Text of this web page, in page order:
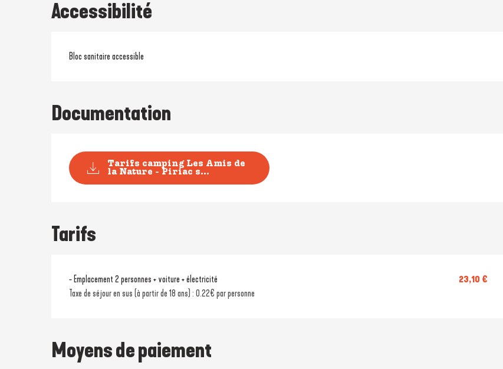
Accessibilité
Bloc sanitaire accessible
Documentation
Tarifs camping Les Amis de
la Nature - Piriac s...
Tarifs
- Emplacement 2 personnes + voiture + électricité
Taxe de séjour en sus (à partir de 18 ans) : 0.22€ par personne
23,10 €
Moyens de paiement